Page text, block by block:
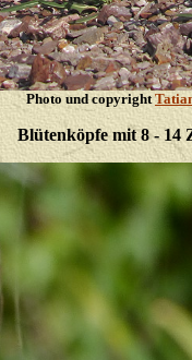
Photo und copyright
Blütenköpfe mit 8 - 14